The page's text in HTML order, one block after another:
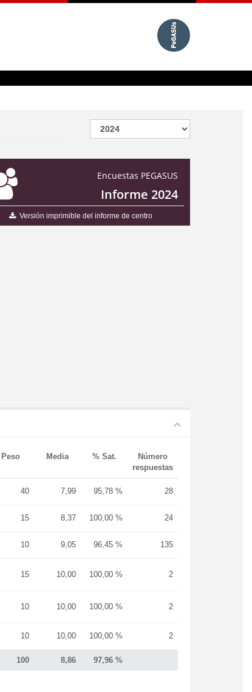
Encuestas PEGASUS
Informe 2024
Versión imprimible del informe de centro
Peso Media % Sat.
Número
respuestas
100 8,86 97,96 %
40 7,99 95,78 % 28
15 8,37 100,00 % 24
10 9,05 96,45 % 135
15 10,00 100,00 % 2
10 10,00 100,00 % 2
10 10,00 100,00 % 2